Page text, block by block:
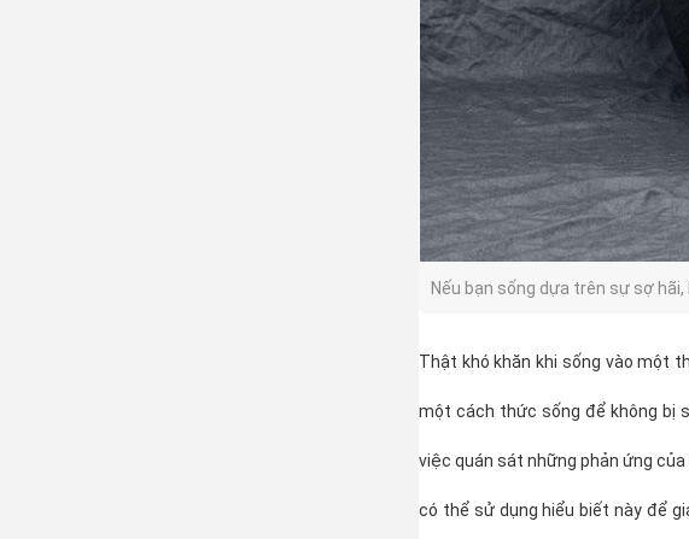
Nếu bạn sống dựa trên sự sợ
Thật khó khăn khi sống vào một
một cách thức sống để không bị
việc quán sát những phản ứng của
có thể sử dụng hiểu biết này để